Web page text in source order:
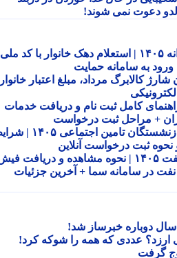
سامانه جدید دهک بندی یارانه ۱۴۰۵ | استعلام دهک خانوار با کد ملی،
به سامانه حمایت
| زمان شارژ کالابرگ مرداد، مبلغ اعتبار خانوار و
کامل ثبت نام و دریافت خدمات
+ مراحل ثبت درخواست
ثبت نام غیر حضوری وام بازنشستگان تامین اجتماعی ۱۴۰۵ | شرایط
ثبت درخواست آنلاین
فیش حقوق بازنشستگان نفت ۱۴۰۵ | نحوه مشاهده و دریافت فیش
سامانه سما + آخرین جزئیات
عددی که همه را شوکه کرد!